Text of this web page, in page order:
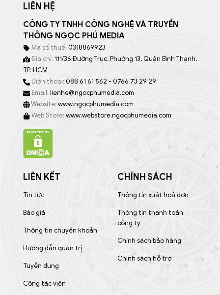
LIÊN HỆ
CÔNG TY TNHH CÔNG NGHỆ VÀ TRUYỀN
THÔNG NGỌC PHÚ MEDIA
Mã số thuế: 0318869923
Địa chỉ: 111/36 Đường Trục, Phường 13, Quận Bình Thạnh,
TP. HCM
Điện thoại: 088 61 61 562 - 0766 73 29 29
Email: lienhe@ngocphumedia.com
Website: www.ngocphumedia.com
Web Store: www.webstore.ngocphumedia.com
LIÊN KẾT
Tin tức
Báo giá
Thông tin chuyển khoản
Hướng dẫn quản trị
Tuyển dụng
Cộng tác viên
CHÍNH SÁCH
Thông tin xuất hoá đơn
Thông tin thanh toán
công ty
Chính sách bảo hàng
Chính sách hỗ trợ